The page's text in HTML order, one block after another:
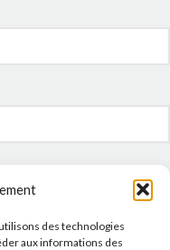
des technologies
aux informations des